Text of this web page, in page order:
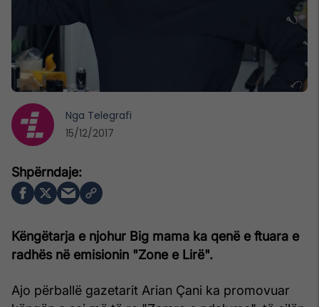
Këngëtarja e njohur Big mama ka qenë e ftuara e
radhës në emisionin "Zone e Lirë".
Ajo përballë gazetarit Arian Çani ka promovuar
Nga Telegrafi
15/12/2017